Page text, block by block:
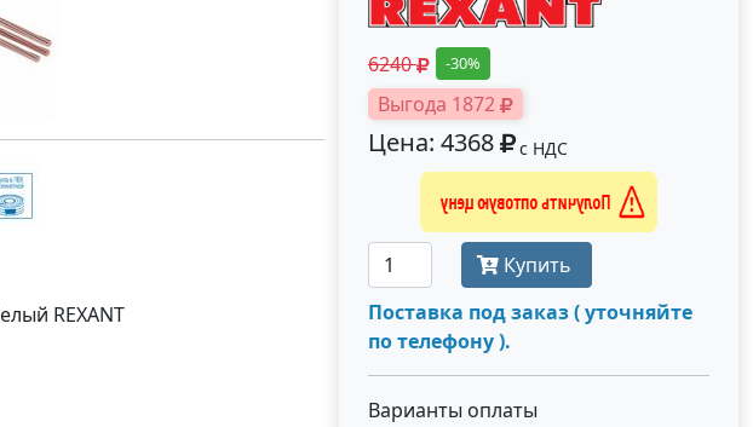
REXANT
6240 -30%
Выгода 1872
Цена: 4368 с НДС
Получить оптовую цену
Купить
Поставка под заказ ( уточняйте
по телефону ).
Варианты оплаты